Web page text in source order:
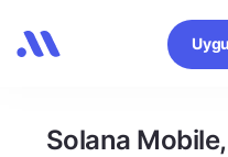
Solana